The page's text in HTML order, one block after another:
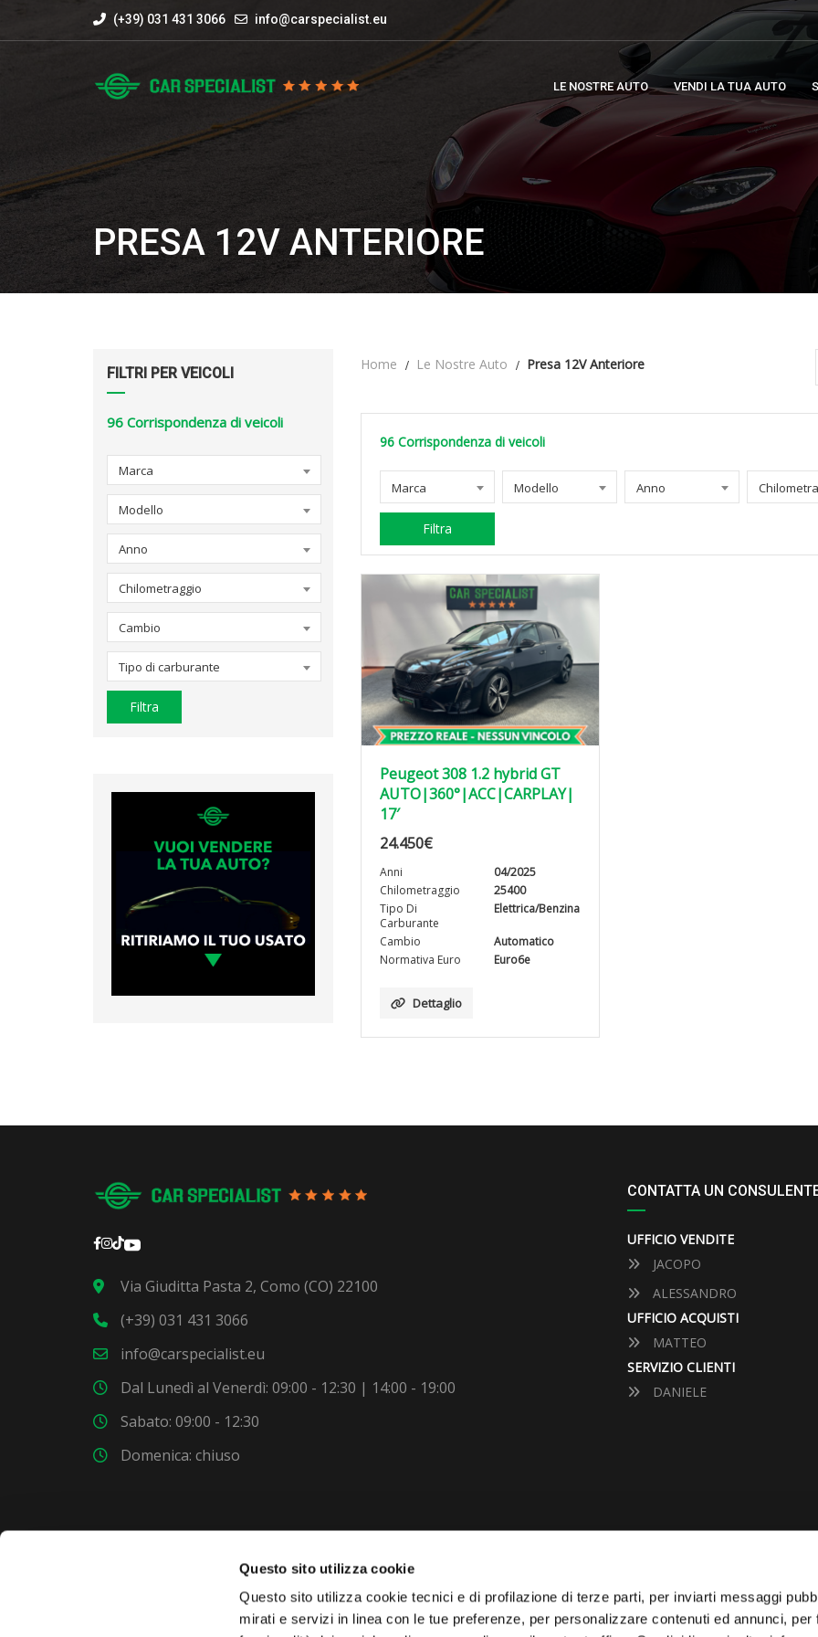
Questo sito utilizza cookie
Questo sito utilizza cookie tecnici e di profilazione di terze parti, per inviarti messaggi
mirati e servizi in linea con le tue preferenze, per personalizzare contenuti ed annunci, per
(+39) 031 431 3066 info@carspecialist.eu
LE NOSTRE AUTO VENDI LA TUA AUTO
PRESA 12V ANTERIORE
FILTRI PER VEICOLI
96 Corrispondenza di veicoli
Marca
Modello
Anno
Chilometraggio
Cambio
Tipo di carburante
Filtra
Home Le Nostre Auto Presa 12V Anteriore
96 Corrispondenza di veicoli
Marca Modello Anno
Filtra
Peugeot 308 1.2 hybrid GT
AUTO|360°|ACC|CARPLAY|
17′
24.450€
Anni
04/2025
Chilometraggio
25400
Tipo Di
Carburante
Elettrica/Benzina
Cambio
Automatico
Normativa Euro
Euro6e
Dettaglio
Via Giuditta Pasta 2, Como (CO) 22100
(+39) 031 431 3066
info@carspecialist.eu
Dal Lunedì al Venerdì: 09:00 - 12:30 | 14:00 - 19:00
Sabato: 09:00 - 12:30
Domenica: chiuso
CONTATTA UN
UFFICIO VENDITE
JACOPO
ALESSANDRO
UFFICIO ACQUISTI
MATTEO
SERVIZIO CLIENTI
DANIELE
VUOI COMPRARE UNA NUOVA AUTO? VUOI VENDERE LA TUA